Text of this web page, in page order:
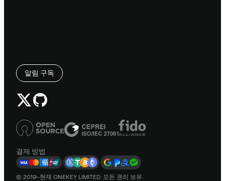
알림 구독
결제 방법
© 2019–현재 ONEKEY LIMITED. 모든 권리 보유.